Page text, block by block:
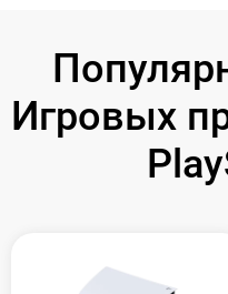
Игровых